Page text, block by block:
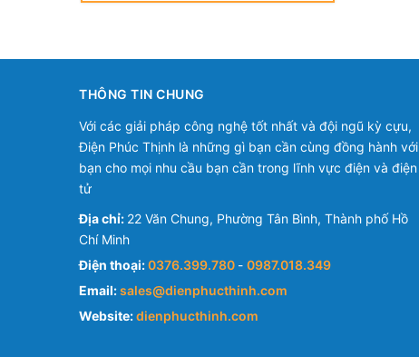
THÔNG TIN CHUNG
Với các giải pháp công nghệ tốt nhất và đội ngũ kỳ cựu,
Điện Phúc Thịnh là những gì bạn cần cùng đồng hành với
bạn cho mọi nhu cầu bạn cần trong lĩnh vực điện và điện
tử
Địa chỉ: 22 Văn Chung, Phường Tân Bình, Thành phố Hồ
Chí Minh
Điện thoại:0376.399.780 - 0987.018.349
Email:sales@dienphucthinh.com
Website:dienphucthinh.com